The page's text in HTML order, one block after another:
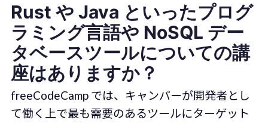
Rust や Java といったプログ
ラミング言語や NoSQL デー
タベースツールについての講
座はありますか？
freeCodeCamp では、キャンパーが開発者とし
て働く上で最も需要のあるツールにターゲット